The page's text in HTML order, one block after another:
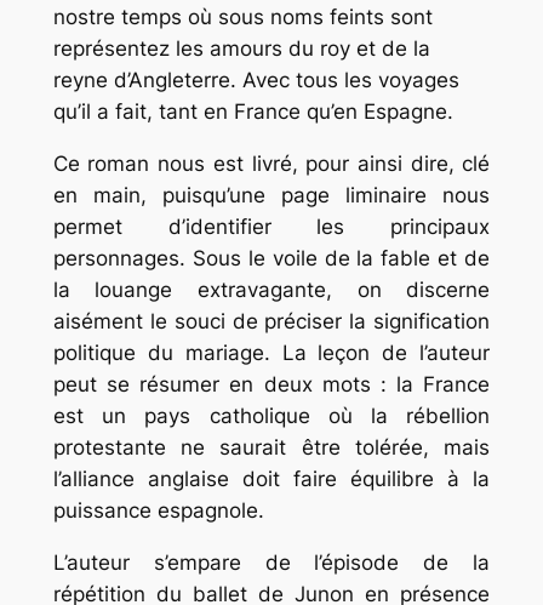
nostre temps où sous noms feints sont
représentez les amours du roy et de la
reyne d’Angleterre. Avec tous les voyages
qu’il a fait, tant en France qu’en Espagne.
Ce roman nous est livré, pour ainsi dire, clé
en main, puisqu’une page liminaire nous
permet d’identifier les principaux
personnages. Sous le voile de la fable et de
la louange extravagante, on discerne
aisément le souci de préciser la signification
politique du mariage. La leçon de l’auteur
peut se résumer en deux mots : la France
est un pays catholique où la rébellion
protestante ne saurait être tolérée, mais
l’alliance anglaise doit faire équilibre à la
puissance espagnole.
L’auteur s’empare de l’épisode de la
répétition du ballet de Junon en présence